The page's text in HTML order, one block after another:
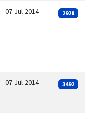
07-Jul-2014 2928
07-Jul-2014 3492